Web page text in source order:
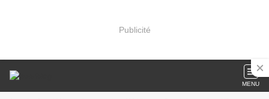
Publicité
MENU